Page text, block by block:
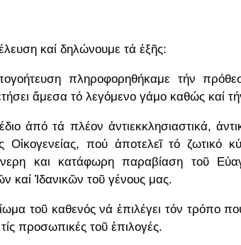
καί δηλώνουμε τά ἐξῆς:
πληροφορηθήκαμε τήν
ἄμεσα τό λεγόμενο γάμο καθώς καί
ἀπό τά πλέον ἀντιεκκλησιαστικά,
Οἱκογενείας, πού ἀποτελεῖ τό ζωτικό
και κατάφωρη παραβίαση τοῦ
Ἱδανικῶν τοῦ γένους μας.
τοῦ καθενός νά ἐπιλέγει τόν τρόπο
προσωπικές τοῦ ἐπιλογές.